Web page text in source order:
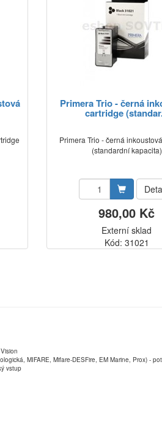
Primera Trio - černá
cartridge
Primera Trio - černá
(standardní kapacita)
980,00 Kč
Externí sklad
Kód: 31021
MIFARE, Mifare-DESFire, EM Marine, Prox) -
vstup